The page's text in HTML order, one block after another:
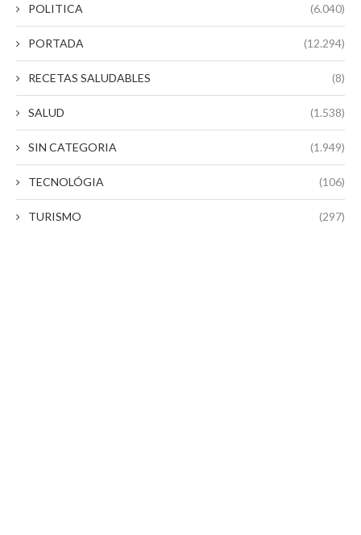
POLITICA (6.040)
PORTADA (12.294)
RECETAS SALUDABLES (8)
SALUD (1.538)
SIN CATEGORIA (1.949)
TECNOLÓGIA (106)
TURISMO (297)